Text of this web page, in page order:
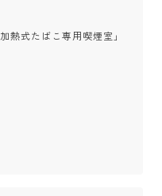
熱式たばこ専用喫煙室」